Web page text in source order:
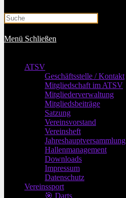
Menü Schließen
ATSV
Geschäftsstelle / Kontakt
Mitgliedschaft im ATSV
Mitgliederverwaltung
Mitgliedsbeiträge
Satzung
Vereinsvorstand
Vereinsheft
Jahreshauptversammlung
Hallenmanagement
Downloads
Impressum
Datenschutz
Vereinssport
🎯 Darts